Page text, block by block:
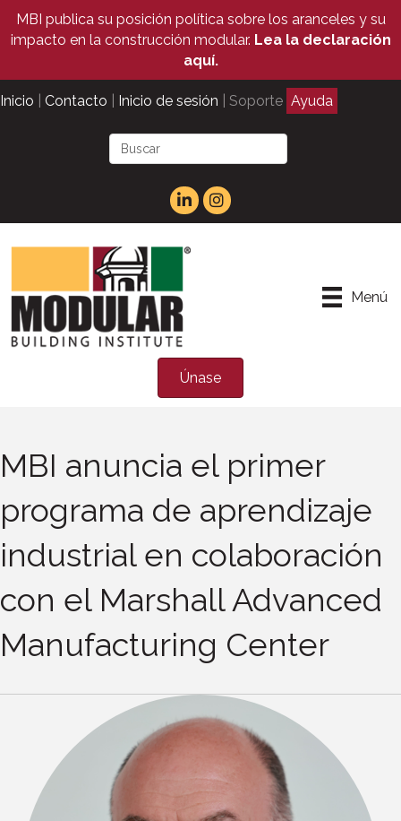
MBI publica su posición política sobre los aranceles y su
impacto en la construcción modular. Lea la declaración
aquí.
Inicio Contacto Inicio de sesión | Soporte Ayuda
Menú
Únase
MBI anuncia el primer
programa de aprendizaje
industrial en colaboración
con el Marshall Advanced
Manufacturing Center